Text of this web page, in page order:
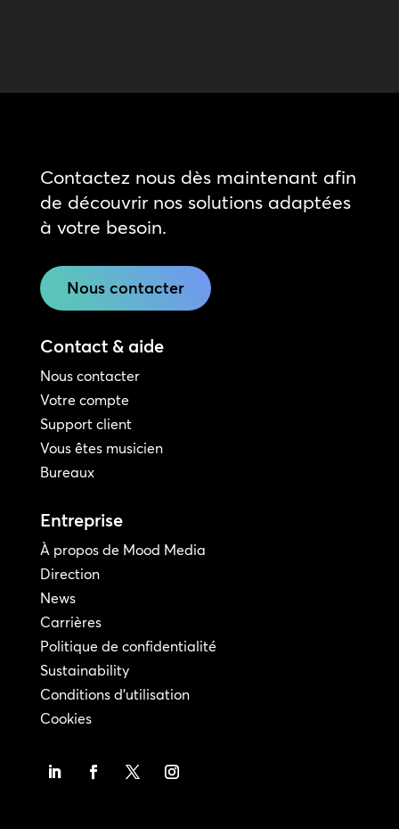
Contactez nous dès maintenant afin
de découvrir nos solutions adaptées
à votre besoin.
Nous contacter
Contact & aide
Nous contacter
Votre compte
Support client
Vous êtes musicien
Bureaux
Entreprise
À propos de Mood Media
Direction
News
Carrières
Politique de confidentialité
Sustainability
Conditions d'utilisation
Cookies